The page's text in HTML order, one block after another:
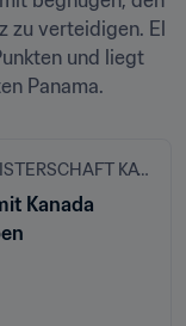
verteidigen. El
und liegt
FIFA FUSSBALL-WELTMEISTERSCHAFT KATAR 2022™
Kanada